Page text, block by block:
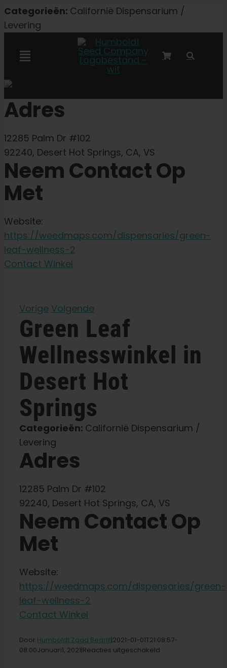
Overslaan
naar
Categorieën: Californië Dispensarium /
Levering
Navigatie
Autoflower zaden
Triploïde zaden
Tuinzaden
Leer
Over
Pheno jagen
Behoud van Caribische genetica
Neem contact op met
Winkel op
Nederlands
Zoeken:
Adres
12285 Palm Dr #102
92240, Desert Hot Springs, CA, VS
Neem Contact Op
Met
Website:
https://weedmaps.com/dispensaries/green-
leaf-wellness-2
Contact Winkel
Vorige Volgende
Green Leaf
Wellnesswinkel in
Desert Hot
Springs
Categorieën: Californië Dispensarium /
Levering
Adres
12285 Palm Dr #102
92240, Desert Hot Springs, CA, VS
Neem Contact Op
Met
Website:
https://weedmaps.com/dispensaries/green-
leaf-wellness-2
Contact Winkel
Door Humboldt Zaad Bedrijf|2021-01-01T21:08:57-
08:00Januari1, 2021|Reacties uitgeschakeld